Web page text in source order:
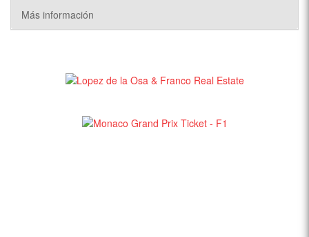
Más información